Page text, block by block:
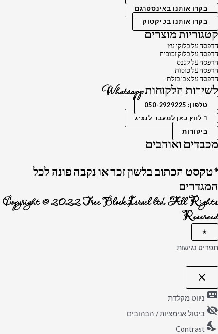
בקרו אותנו באינסטרגם
בקרו אותנו בטיקטוק
קטגוריות מוצרים
הדפסה על בלוקי עץ
הדפסה על בלוק זכוכית
הדפסה על קנבס
הדפסה על כוסות
הדפסה על אבן בזלת
לשירות הלקוחות Whatsapp
טלפון: 050-2929225
לחץ כאן למעבר לנציג
ביקורות
מכבדים ואוהבים
*טקסט הכתוב בלשון זכר או נקבה פונה לכל
המגדרים
Copyright © 2022 Tree Block Israel ltd. All Rights
Reserved
תפריט נגישות
close
פתיחה וסגירה של תפריט הנגישות
keyboard ניווט מקלדת
visibility_off ביטול אנימציות / הבהובים
nights_stay
Contrast